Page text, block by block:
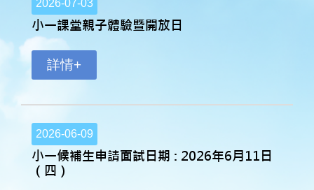
2026-07-03
小一課堂親子體驗暨開放日
詳情+
2026-06-09
小一候補生申請面試日期 : 2026年6月11日
（四）